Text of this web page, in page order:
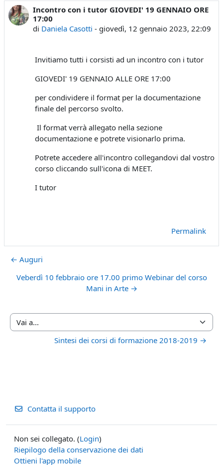
Incontro con i tutor GIOVEDI' 19 GENNAIO ORE
17:00
di Daniela Casotti -giovedì, 12 gennaio 2023, 22:09
Numero di risposte: 0
Invitiamo tutti i corsisti ad un incontro con i tutor
GIOVEDI' 19 GENNAIO ALLE ORE 17:00
per condividere il format per la documentazione
finale del percorso svolto.
Il format verrà allegato nella sezione
documentazione e potrete visionarlo prima.
Potrete accedere all'incontro collegandovi dal vostro
corso cliccando sull'icona di MEET.
I tutor
Permalink
← Auguri
Veberdì 10 febbraio ore 17.00 primo Webinar del corso
Mani in Arte →
Vai a...
Sintesi dei corsi di formazione 2018-2019 →
Contatta il supporto
Non sei collegato. (Login)
Riepilogo della conservazione dei dati
Ottieni l'app mobile